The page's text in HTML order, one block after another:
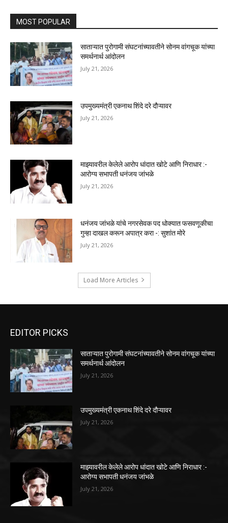
MOST POPULAR
साताऱ्यात पुरोगामी संघटनांच्यावतीने सोनम वांगचूक यांच्या
समर्थनार्थ आंदोलन
July 21, 2026
उपमुख्यमंत्री एकनाथ शिंदे दरे दौऱ्यावर
July 21, 2026
माझ्यावरील केलेले आरोप धांदात खोटे आणि निराधार :-
आरोग्य सभापती धनंजय जांभळे
July 21, 2026
धनंजय जांभळे यांचे नगरसेवक पद धोक्यात फसवणूकीचा
गुन्हा दाखल करून अपात्र करा -: सुशांत मोरे
July 21, 2026
Load More Articles
EDITOR PICKS
साताऱ्यात पुरोगामी संघटनांच्यावतीने सोनम वांगचूक यांच्या
समर्थनार्थ आंदोलन
July 21, 2026
उपमुख्यमंत्री एकनाथ शिंदे दरे दौऱ्यावर
July 21, 2026
माझ्यावरील केलेले आरोप धांदात खोटे आणि निराधार :-
आरोग्य सभापती धनंजय जांभळे
July 21, 2026